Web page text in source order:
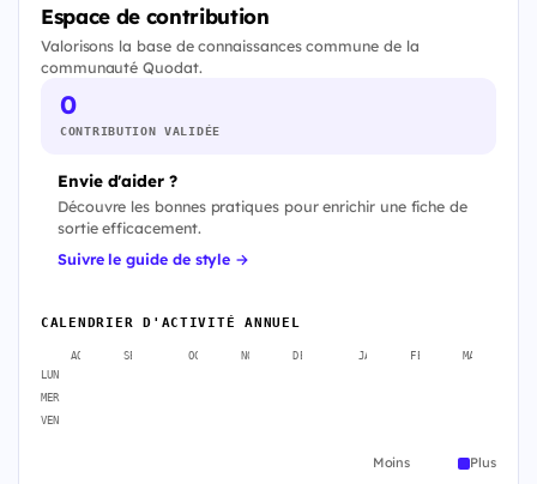
Espace de contribution
Valorisons la base de connaissances commune de la
communauté Quodat.
0
CONTRIBUTION VALIDÉE
Envie d'aider ?
Découvre les bonnes pratiques pour enrichir une fiche de
sortie efficacement.
Suivre le guide de style →
CALENDRIER D'ACTIVITÉ ANNUEL
AOÛT SEPT. OCT. NOV. DÉC. JANV. FÉVR. MARS
LUN
MER
VEN
Moins Plus